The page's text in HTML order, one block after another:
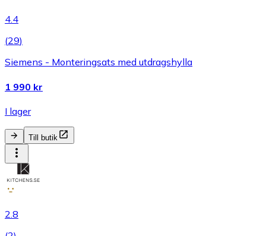
4.4
(29)
Siemens - Monteringsats med utdragshylla
1 990 kr
I lager
Till butik
2.8